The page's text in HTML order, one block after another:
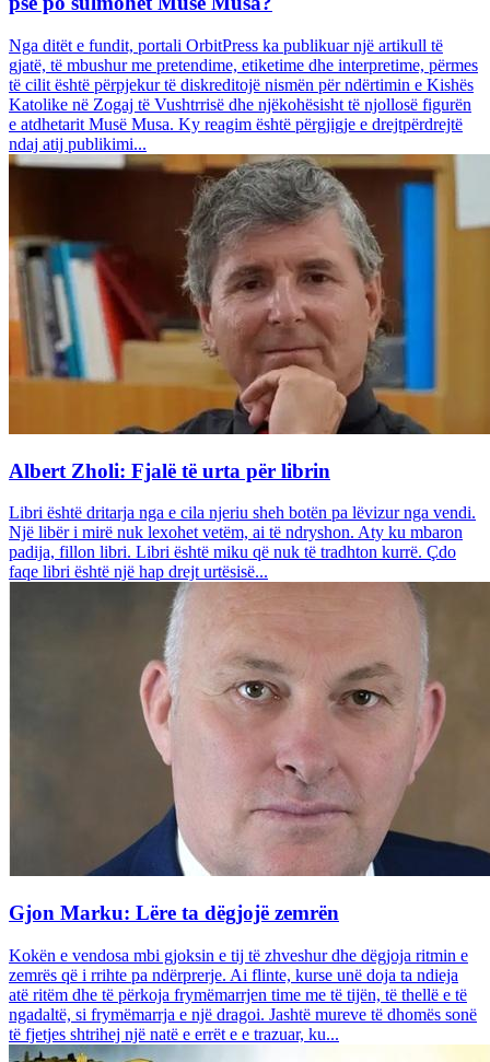
Nga ditët e fundit, portali OrbitPress ka publikuar një artikull të
gjatë, të mbushur me pretendime, etiketime dhe interpretime, përmes
të cilit është përpjekur të diskreditojë nismën për ndërtimin e Kishës
Katolike në Zogaj të Vushtrrisë dhe njëkohësisht të njollosë figurën
e atdhetarit Musë Musa. Ky reagim është përgjigje e drejtpërdrejtë
ndaj atij publikimi...
Albert Zholi: Fjalë të urta për librin
Libri është dritarja nga e cila njeriu sheh botën pa lëvizur nga vendi.
Një libër i mirë nuk lexohet vetëm, ai të ndryshon. Aty ku mbaron
padija, fillon libri. Libri është miku që nuk të tradhton kurrë. Çdo
faqe libri është një hap drejt urtësisë...
Gjon Marku: Lëre ta dëgjojë zemrën
Kokën e vendosa mbi gjoksin e tij të zhveshur dhe dëgjoja ritmin e
zemrës që i rrihte pa ndërprerje. Ai flinte, kurse unë doja ta ndieja
atë ritëm dhe të përkoja frymëmarrjen time me të tijën, të thellë e të
ngadaltë, si frymëmarrja e një dragoi. Jashtë mureve të dhomës sonë
të fjetjes shtrihej një natë e errët e e trazuar, ku...